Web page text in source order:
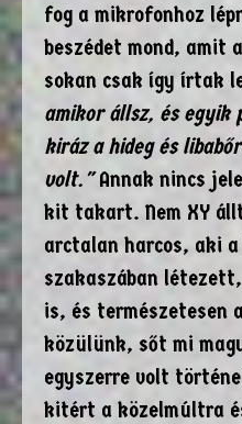
fog a mikrofonhoz
beszédet mond, amit
sokan csak így írtak
amikor állsz, és egyik
kiráz a hideg és
volt."Annak nincs
kit takart. Nem XY
arctalan harcos, aki
szakaszában
is, és természetesen
közülünk, sőt mi
egyszerre volt
kitért a közelmúltra